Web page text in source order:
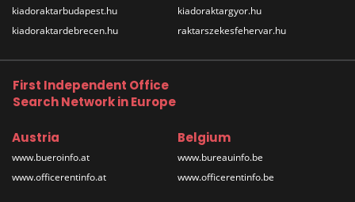
kiadoraktarbudapest.hu
kiadoraktardebrecen.hu
kiadoraktargyor.hu
raktarszekesfehervar.hu
First Independent Office
Search Network in Europe
Austria
www.bueroinfo.at
www.officerentinfo.at
Belgium
www.bureauinfo.be
www.officerentinfo.be